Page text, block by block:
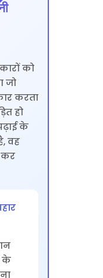
को
जो
करता
हो
के
वह
कर
के